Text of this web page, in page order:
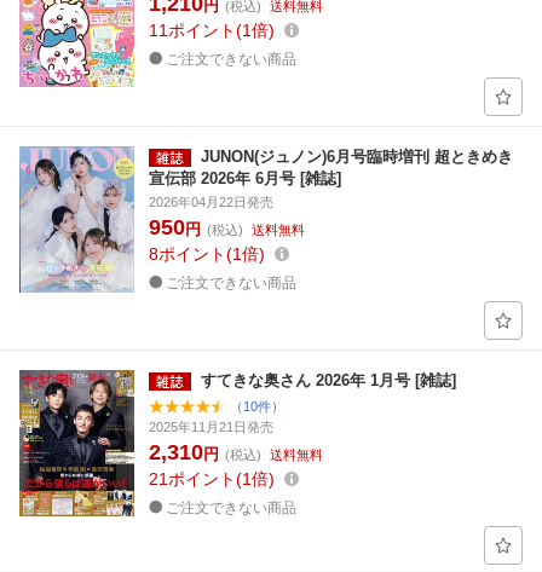
円 (税込) 送料無料
11 ポイント 1倍
ご注文できない商品
JUNON(ジュノン)6月号臨時増刊 超ときめき
宣伝部 2026年 6月号 [雑誌]
2026年04月22日発売
950円 (税込) 送料無料
8ポイント 1倍
ご注文できない商品
すてきな奥さん 2026年 1月号 [雑誌]
（10件）
2025年11月21日発売
2,310円 (税込) 送料無料
21 ポイント 1倍
ご注文できない商品